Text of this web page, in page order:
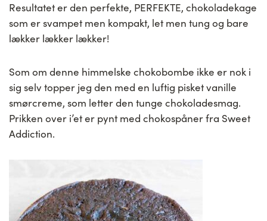
Resultatet er den perfekte, PERFEKTE, chokoladekage
som er svampet men kompakt, let men tung og bare
lækker lækker lækker!
Som om denne himmelske chokobombe ikke er nok i
sig selv topper jeg den med en luftig pisket vanille
smørcreme, som letter den tunge chokoladesmag.
Prikken over i’et er pynt med chokospåner fra Sweet
Addiction.